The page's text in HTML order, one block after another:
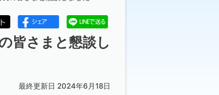
皆さまと懇談し
最終更新日 2024年6月18日